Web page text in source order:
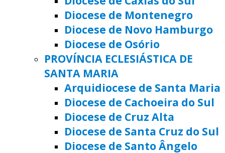
Diocese de Montenegro
Diocese de Novo Hamburgo
Diocese de Osório
PROVÍNCIA ECLESIÁSTICA DE
SANTA MARIA
Arquidiocese de Santa Maria
Diocese de Cachoeira do Sul
Diocese de Cruz Alta
Diocese de Santa Cruz do Sul
Diocese de Santo Ângelo